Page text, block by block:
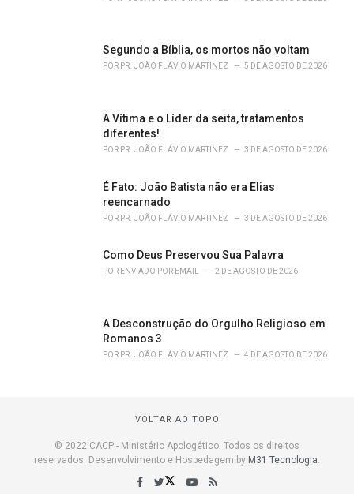
Segundo a Bíblia, os mortos não voltam
POR PR. JOÃO FLÁVIO MARTINEZ 5 DE AGOSTO DE 2026
A Vítima e o Líder da seita, tratamentos
diferentes!
POR PR. JOÃO FLÁVIO MARTINEZ 3 DE AGOSTO DE 2026
É Fato: João Batista não era Elias
reencarnado
POR PR. JOÃO FLÁVIO MARTINEZ 3 DE AGOSTO DE 2026
Como Deus Preservou Sua Palavra
POR ENVIADO POR EMAIL 2 DE AGOSTO DE 2026
A Desconstrução do Orgulho Religioso em
Romanos 3
POR PR. JOÃO FLÁVIO MARTINEZ 4 DE AGOSTO DE 2026
VOLTAR AO TOPO
© 2022 CACP - Ministério Apologético. Todos os direitos
reservados. Desenvolvimento e Hospedagem by M31 Tecnologia